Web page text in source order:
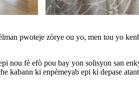
pwoteje zòrye ou yo, men tou yo
nou fè efò pou bay yon solisyon san
kabann ki enpèmeyab epi ki depase